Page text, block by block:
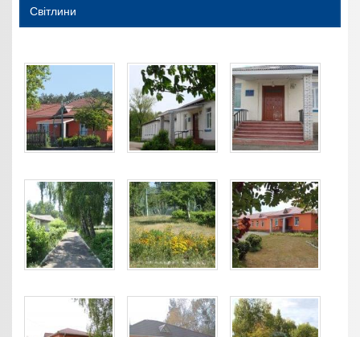
Світлини